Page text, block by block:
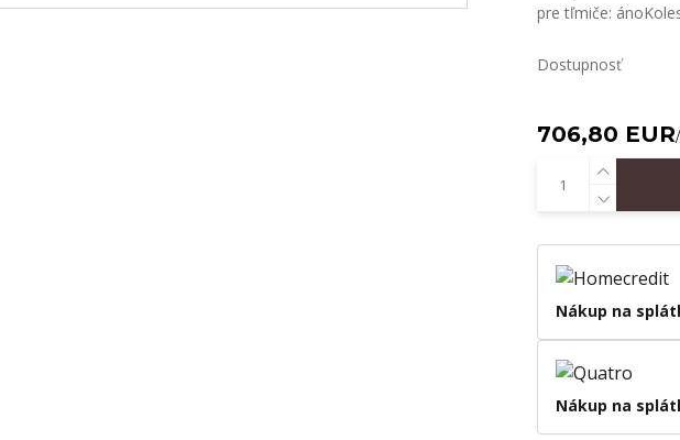
pre tľmiče:
Dostupnosť
706,80 EUR/
Nákup na
Nákup na